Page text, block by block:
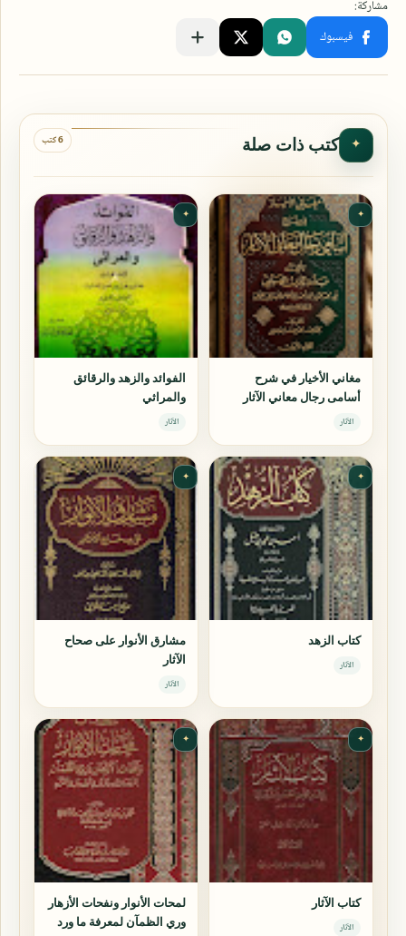
✦ كتب ذات صلة 6 كتب
✦
مغاني الأخيار في شرح
أسامى رجال معاني الآثار
الآثار
✦
الفوائد والزهد والرقائق
والمراثي
الآثار
✦
كتاب الزهد
الآثار
✦
مشارق الأنوار على صحاح
الآثار
الآثار
✦
كتاب الآثار
الآثار
✦
لمحات الأنوار ونفحات الأزهار
وري الظمآن لمعرفة ما ورد